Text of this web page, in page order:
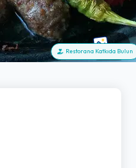
+7
Restorana Katkıda Bulun